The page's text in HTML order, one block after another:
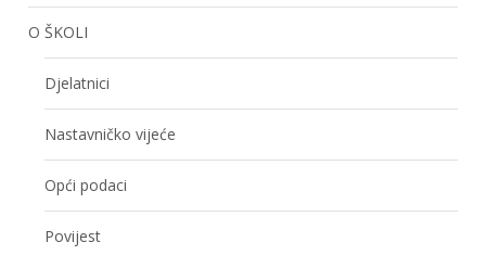
O ŠKOLI
Djelatnici
Nastavničko vijeće
Opći podaci
Povijest